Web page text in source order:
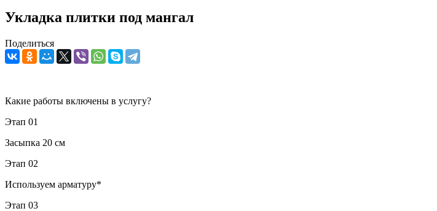
Укладка плитки под мангал
Поделиться
Какие работы включены в услугу?
Этап 01
Засыпка 20 см
Этап 02
Используем арматуру*
Этап 03